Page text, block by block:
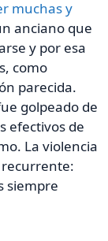
muchas y
anciano que
y por esa
como
parecida.
golpeado de
efectivos de
La violencia
recurrente:
siempre